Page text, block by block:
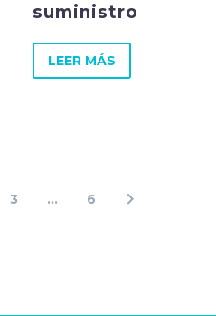
suministro
LEER MÁS
3 … 6